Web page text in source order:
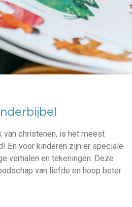
van christenen, is het meest
En voor kinderen zijn er speciale
verhalen en tekeningen. Deze
van liefde en hoop beter